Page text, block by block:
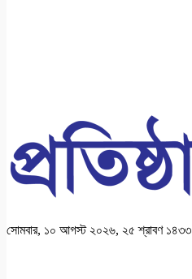
সোমবার, ১০ আগস্ট ২০২৬, ২৫ শ্রাবণ ১৪৩৩